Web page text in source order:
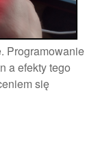
Programowanie
a efekty tego
się